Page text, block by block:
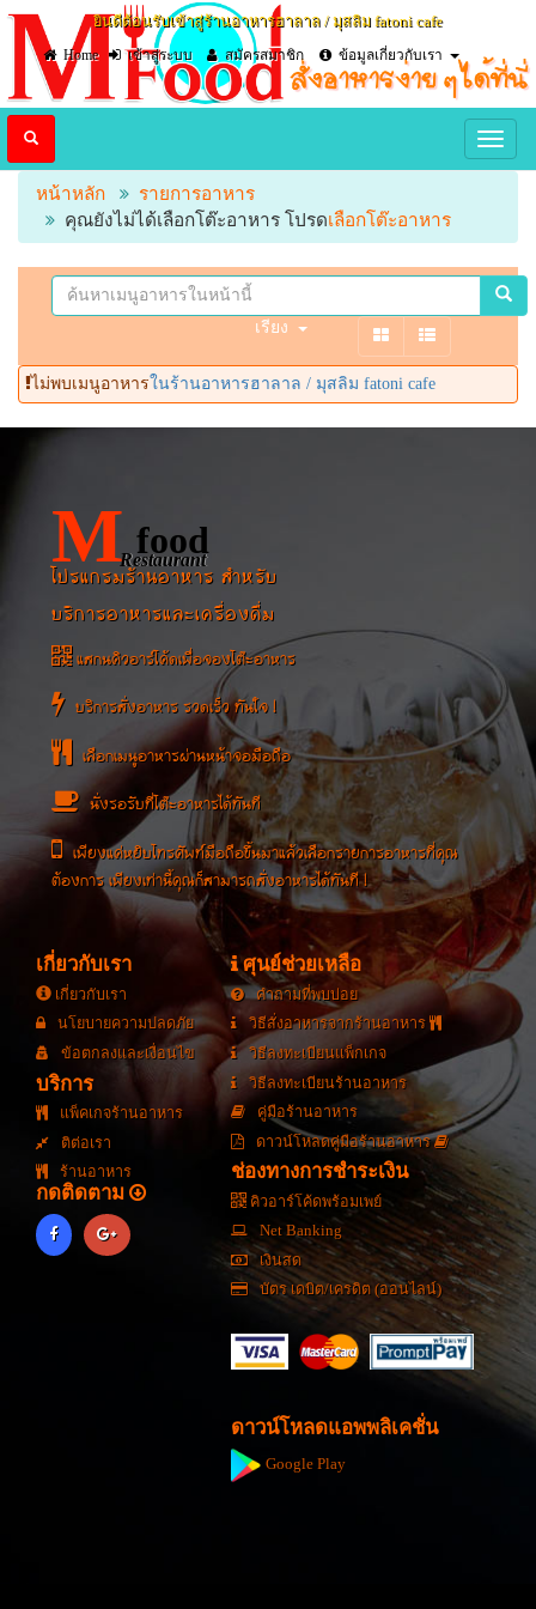
ยินดีต้อนรับเข้าสู่ร้านอาหารฮาลาล / มุสลิม fatoni cafe
Home
เข้าสู่ระบบ สมัครสมาชิก ข้อมูลเกี่ยวกับเรา
หน้าหลัก
รายการอาหาร
คุณยังไม่ได้เลือกโต๊ะอาหาร โปรดเลือกโต๊ะอาหาร
เรียง
ไม่พบเมนูอาหารในร้านอาหารฮาลาล / มุสลิม fatoni cafe
M food
Restaurant
โปรแกรมร้านอาหาร สำหรับ
บริการอาหารและเครื่องดื่ม
แสกนคิวอาร์โค้ดเพื่อจองโต๊ะอาหาร
บริการสั่งอาหาร รวดเร็ว ทันใจ !
เลือกเมนูอาหารผ่านหน้าจอมือถือ
นั่งรอรับที่โต๊ะอาหารได้ทันที
เพียงแค่หยิบโทรศัพท์มือถือขึ้นมาแล้วเลือกรายการอาหารที่คุณ
ต้องการ เพียงเท่านี้คุณก็สามารถสั่งอาหารได้ทันที !
เกี่ยวกับเรา
เกี่ยวกับเรา
นโยบายความปลดภัย
ข้อตกลงและเงื่อนไข
บริการ
แพ็คเกจร้านอาหาร
ติต่อเรา
ร้านอาหาร
กดติดตาม
ศุนย์ช่วยเหลือ
คำถามที่พบบ่อย
วิธีสั่งอาหารจากร้านอาหาร
วิธีลงทะเบียนแพ็กเกจ
วิธีลงทะเบียนร้านอาหาร
คู่มือร้านอาหาร
ดาวน์โหลดคู่มือร้านอาหาร
ช่องทางการชำระเงิน
คิวอาร์โค้ดพร้อมเพย์
Net Banking
เงินสด
บัตร เดบิต/เครดิต (ออนไลน์)
ดาวน์โหลดแอพพลิเคชั่น
Google Play